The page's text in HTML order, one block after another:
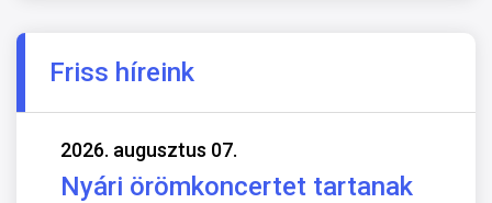
Friss híreink
2026. augusztus 07.
Nyári örömkoncertet tartanak